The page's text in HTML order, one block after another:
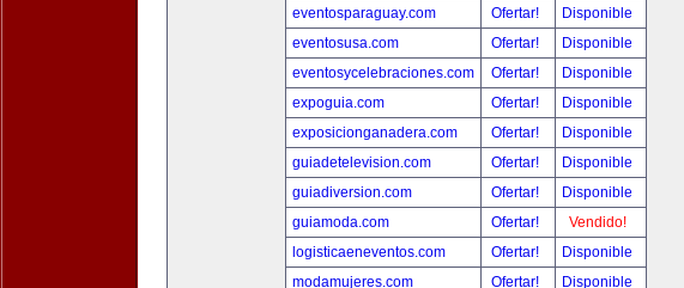
eventosparaguay.com
Ofertar!
Disponible
eventosusa.com
Ofertar!
Disponible
eventosycelebraciones.com
Ofertar!
Disponible
expoguia.com
Ofertar!
Disponible
exposicionganadera.com
Ofertar!
Disponible
guiadetelevision.com
Ofertar!
Disponible
guiadiversion.com
Ofertar!
Disponible
guiamoda.com
Ofertar!
Vendido!
logisticaeneventos.com
Ofertar!
Disponible
modamujeres.com
Ofertar!
Disponible